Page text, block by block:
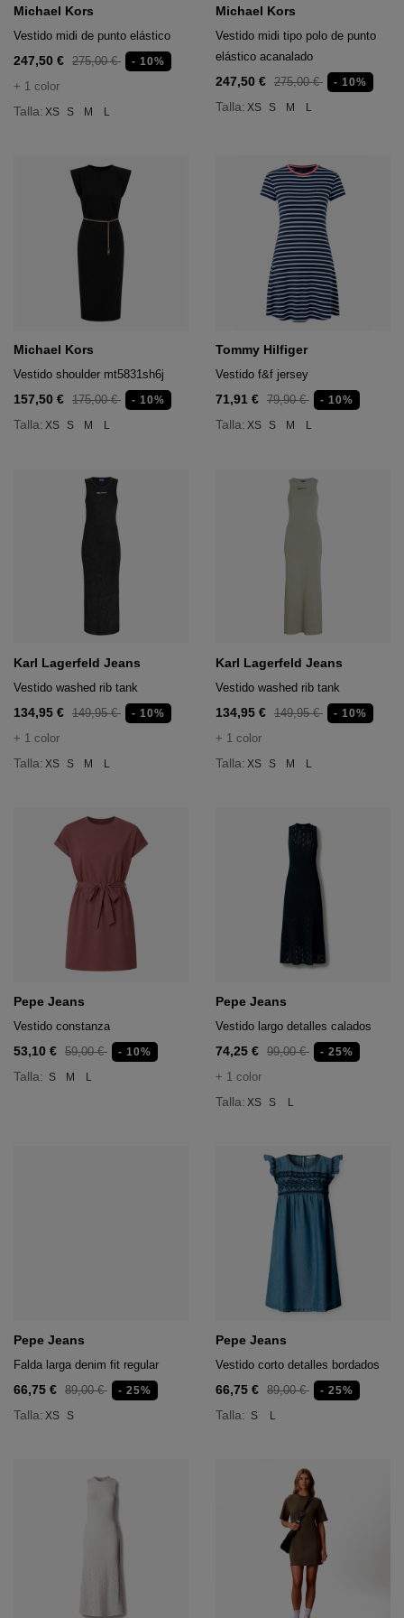
y maletas
y sombreros
Deportivo
y maletas
y sombreros
Michael Kors
Vestido midi de punto elástico
247,50 € 275,00 € - 10%
+ 1 color
Talla: XS S M L
Michael Kors
Vestido midi tipo polo de punto
elástico acanalado
247,50 € 275,00 € - 10%
Talla: XS S M L
Michael Kors
Vestido shoulder mt5831sh6j
157,50 € 175,00 € - 10%
Talla: XS S M L
Tommy Hilfiger
Vestido f&f jersey
71,91 € 79,90 € - 10%
Talla: XS S M L
Karl Lagerfeld Jeans
Vestido washed rib tank
134,95 € 149,95 € - 10%
+ 1 color
Talla: XS S M L
Karl Lagerfeld Jeans
Vestido washed rib tank
134,95 € 149,95 € - 10%
+ 1 color
Talla: XS S M L
Pepe Jeans
Vestido constanza
53,10 € 59,00 € - 10%
Talla: S M L
Pepe Jeans
Vestido largo detalles calados
74,25 € 99,00 € - 25%
+ 1 color
Talla: XS S L
Pepe Jeans
Falda larga denim fit regular
66,75 € 89,00 € - 25%
Talla: XS S
Pepe Jeans
Vestido corto detalles bordados
66,75 € 89,00 € - 25%
Talla: S L